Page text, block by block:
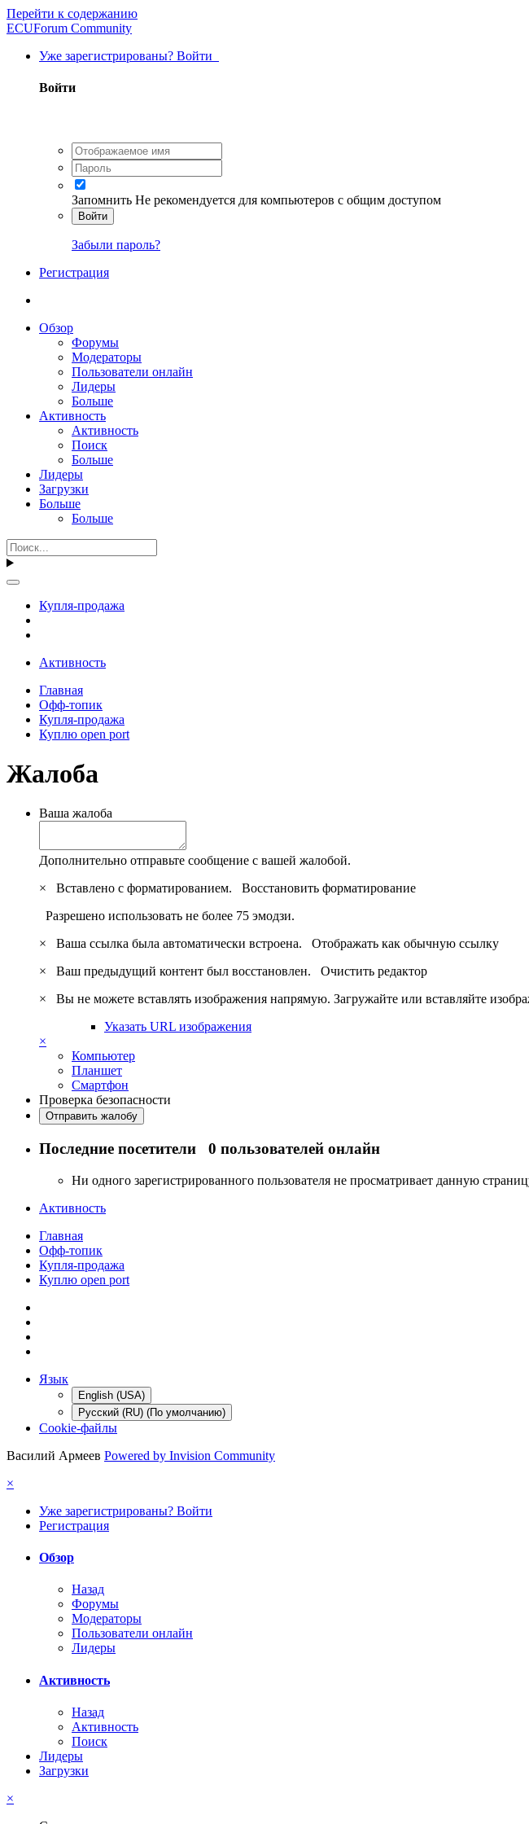
Перейти к содержанию
ECUForum Community
Уже зарегистрированы? Войти
Войти
Запомнить Не рекомендуется для компьютеров с общим доступом
Войти
Забыли пароль?
Регистрация
Обзор
Форумы
Модераторы
Пользователи онлайн
Лидеры
Больше
Активность
Активность
Поиск
Больше
Лидеры
Загрузки
Больше
Больше
Купля-продажа
Активность
Главная
Офф-топик
Купля-продажа
Куплю open port
Жалоба
Ваша жалоба
Дополнительно отправьте сообщение с вашей жалобой.
×
Вставлено с форматированием. Восстановить форматирование
Разрешено использовать не более 75 эмодзи.
×
Ваша ссылка была автоматически встроена. Отображать как обычную ссылку
×
Ваш предыдущий контент был восстановлен. Очистить редактор
×
Вы не можете вставлять изображения напрямую. Загружайте или вставляйте
Указать URL изображения
×
Компьютер
Планшет
Смартфон
Проверка безопасности
Отправить жалобу
Последние посетители 0 пользователей онлайн
Ни одного зарегистрированного пользователя не просматривает данную
Активность
Главная
Офф-топик
Купля-продажа
Куплю open port
Язык
English (USA)
Русский (RU) (По умолчанию)
Cookie-файлы
Василий Армеев Powered by Invision Community
×
Уже зарегистрированы? Войти
Регистрация
Обзор
Назад
Форумы
Модераторы
Пользователи онлайн
Лидеры
Активность
Назад
Активность
Поиск
Лидеры
Загрузки
×